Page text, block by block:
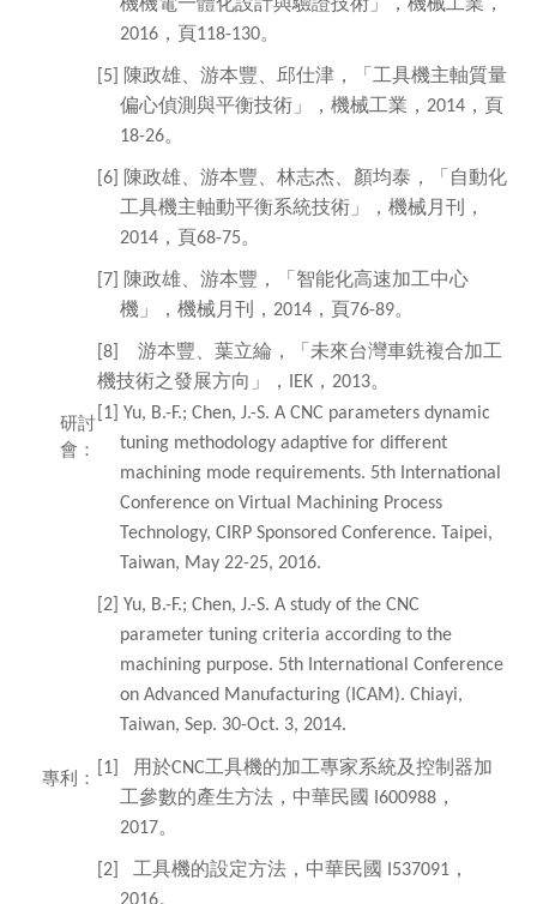
2016 ，頁118-130。
[5]
陳政雄、游本豐、邱仕津，「工具機主軸質量
偏心偵測與平衡技術」，機械工業， 2014 ，頁
18-26。
[6]
陳政雄、游本豐、林志杰、顏均泰，「自動化
工具機主軸動平衡系統技術」，機械月刊，
2014 ，頁68-75。
[7]
陳政雄、游本豐，「智能化高速加工中心
機」，機械月刊， 2014 ，頁76-89。
[8] 游本豐、葉立綸，「未來台灣車銑複合加工
機技術之發展方向」，
IEK ， 2013。
研討
會：
[1] Yu, B.-F.; Chen, J.-S. A CNC parameters dynamic
tuning methodology adaptive for different
machining mode requirements. 5th International
Conference on Virtual Machining Process
Technology, CIRP Sponsored Conference. Taipei,
Taiwan, May 22-25, 2016.
[2] Yu, B.-F.; Chen, J.-S. A study of the CNC
parameter tuning criteria according to the
machining purpose. 5th International Conference
on Advanced Manufacturing (ICAM). Chiayi,
Taiwan, Sep. 30-Oct. 3, 2014.
專利： [1] 用於CNC工具機的加工專家系統及控制器加
工參數的產生方法，中華民國
I600988 ，
2017。
[2]工具機的設定方法，中華民國 I537091 ，
。